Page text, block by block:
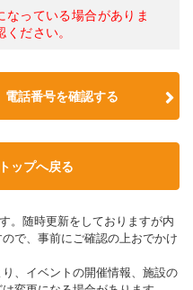
っている場合がありま
ださい。
話番号を確認する
ップへ戻る
。随時更新をしておりますが内
で、事前にご確認の上おでかけ
、イベントの開催情報、施設の